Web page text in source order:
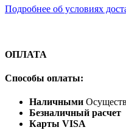
Подробнее об условиях
ОПЛАТА
Способы оплаты:
Наличными
Безналичный расчет
Карты VISA